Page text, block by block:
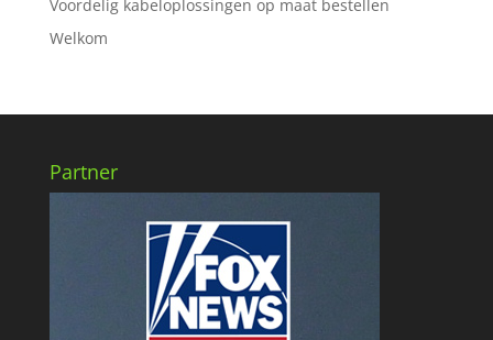
Voordelig kabeloplossingen op maat bestellen
Welkom
Partner